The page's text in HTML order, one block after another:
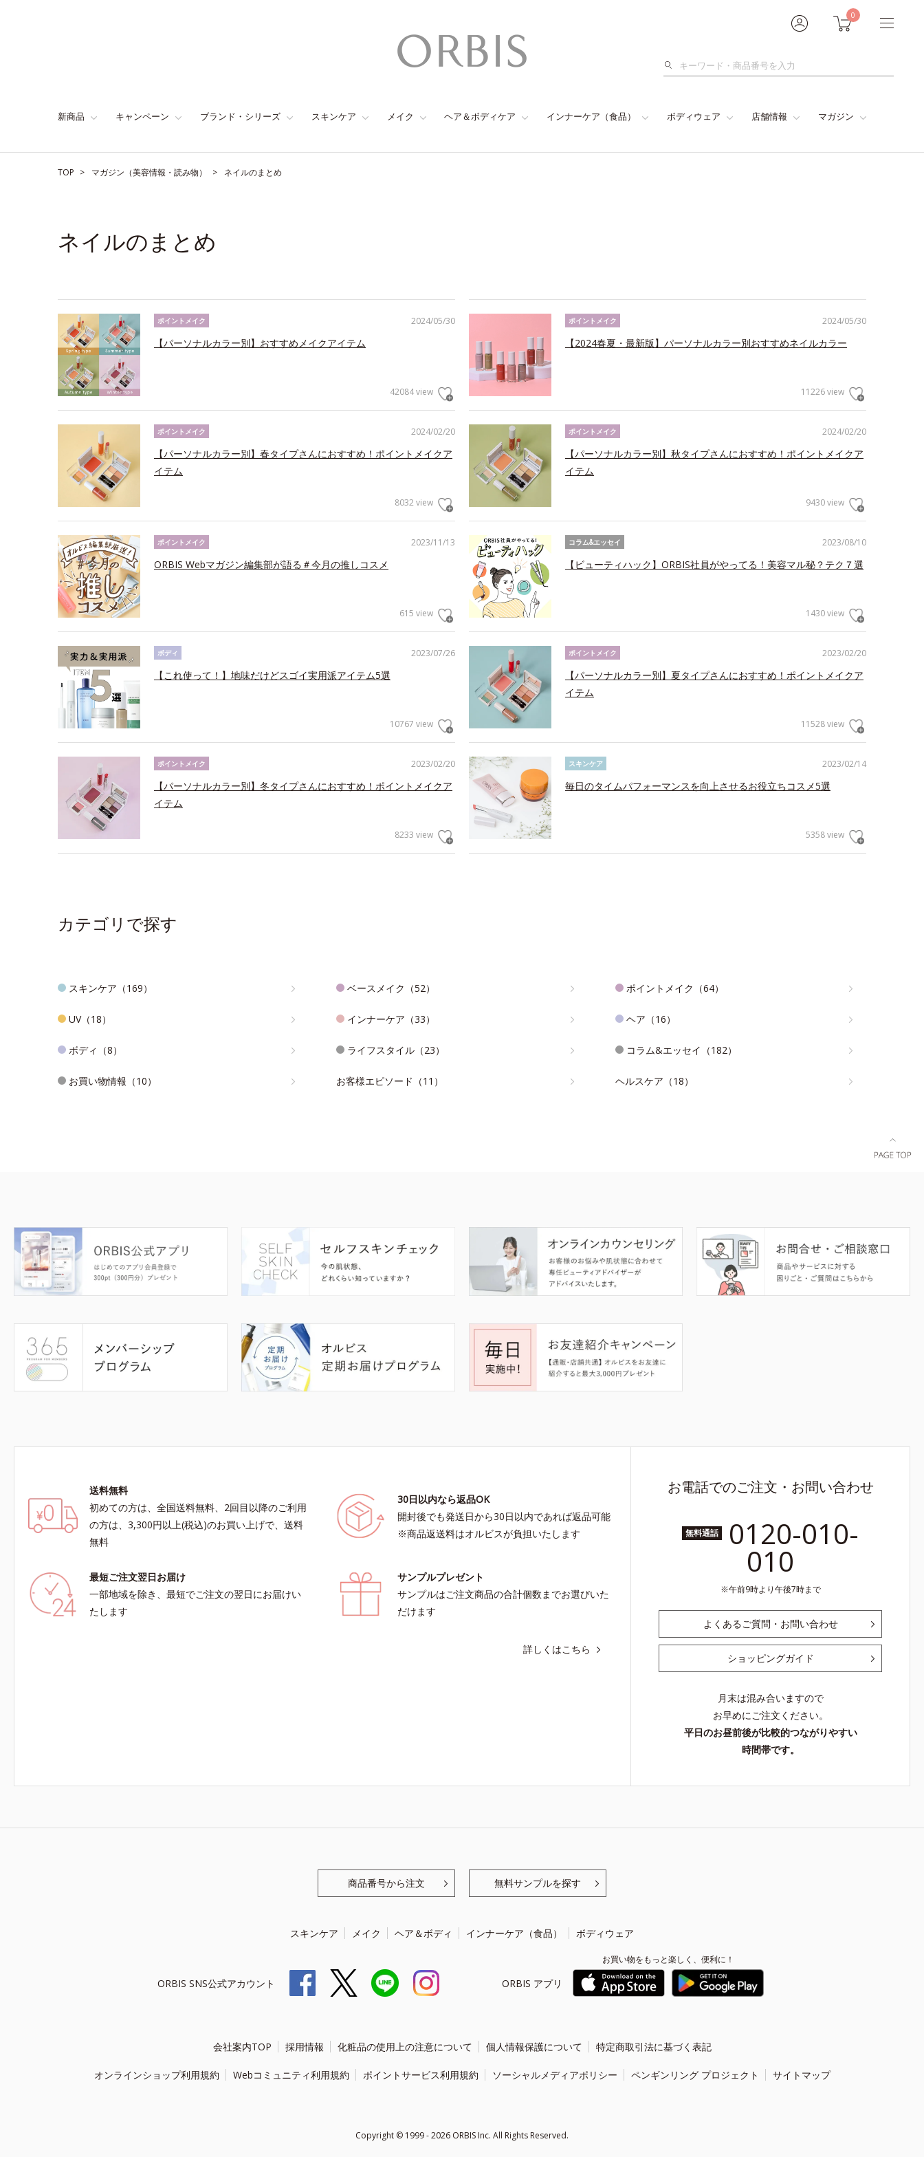
0
検
新商品 キャンペーン ブランド・シリーズ スキンケア メイク ヘア＆ボディケア インナーケア（食品） ボディウェア 店舗情報 マガジン
TOP マガジン（美容情報・読み物） ネイルのまとめ
ネイルのまとめ
2024/05/30
ポイントメイク
【パーソナルカラー別】おすすめメイクアイテム
42084 view
2024/05/30
ポイントメイク
【2024春夏・最新版】パーソナルカラー別おすすめネイルカラー
11226 view
2024/02/20
ポイントメイク
【パーソナルカラー別】春タイプさんにおすすめ！ポイントメイクア
イテム
8032 view
2024/02/20
ポイントメイク
【パーソナルカラー別】秋タイプさんにおすすめ！ポイントメイクア
イテム
9430 view
2023/11/13
ポイントメイク
ORBIS Webマガジン編集部が語る＃今月の推しコスメ
615 view
2023/08/10
コラム&エッセイ
【ビューティハック】ORBIS社員がやってる！美容マル秘？テク７選
1430 view
2023/07/26
ボディ
【これ使って！】地味だけどスゴイ実用派アイテム5選
10767 view
2023/02/20
ポイントメイク
【パーソナルカラー別】夏タイプさんにおすすめ！ポイントメイクア
イテム
11528 view
2023/02/20
ポイントメイク
【パーソナルカラー別】冬タイプさんにおすすめ！ポイントメイクア
イテム
8233 view
2023/02/14
スキンケア
毎日のタイムパフォーマンスを向上させるお役立ちコスメ5選
5358 view
カテゴリで探す
スキンケア（169） ベースメイク（52） ポイントメイク（64）
UV（18） インナーケア（33） ヘア（16）
ボディ（8） ライフスタイル（23） コラム&エッセイ（182）
お買い物情報（10） お客様エピソード（11） ヘルスケア（18）
送料無料
初めての方は、全国送料無料、2回目以降のご利用
の方は、3,300円以上(税込)のお買い上げで、送料
無料
30日以内なら返品OK
開封後でも発送日から30日以内であれば返品可能
※商品返送料はオルビスが負担いたします
最短ご注文翌日お届け
一部地域を除き、最短でご注文の翌日にお届けい
たします
サンプルプレゼント
サンプルはご注文商品の合計個数までお選びいた
だけます
詳しくはこちら
お電話でのご注文・お問い合わせ
無料通話 0120-010-
010
午前9時より午後7時まで
よくあるご質問・お問い合わせ
ショッピングガイド
月末は混み合いますので
お早めにご注文ください。
平日のお昼前後が比較的つながりやすい
時間帯です。
商品番号から注文 無料サンプルを探す
スキンケア メイク ヘア＆ボディ インナーケア（食品） ボディウェア
ORBIS SNS公式アカウント ORBIS アプリ
お買い物をもっと楽しく、便利に！
会社案内TOP 採用情報 化粧品の使用上の注意について 個人情報保護について 特定商取引法に基づく表記
オンラインショップ利用規約 Webコミュニティ利用規約 ポイントサービス利用規約 ソーシャルメディアポリシー ペンギンリング プロジェクト サイトマップ
Copyright © 1999 - 2026 ORBIS Inc. All Rights Reserved.